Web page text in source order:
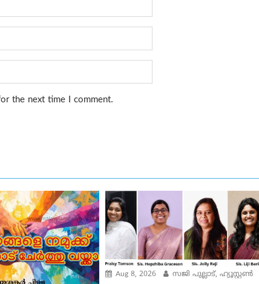
the next time I comment.
Aug 8, 2026
സജി പുല്ലാട്, ഹ്യൂസ്റ്റൺ